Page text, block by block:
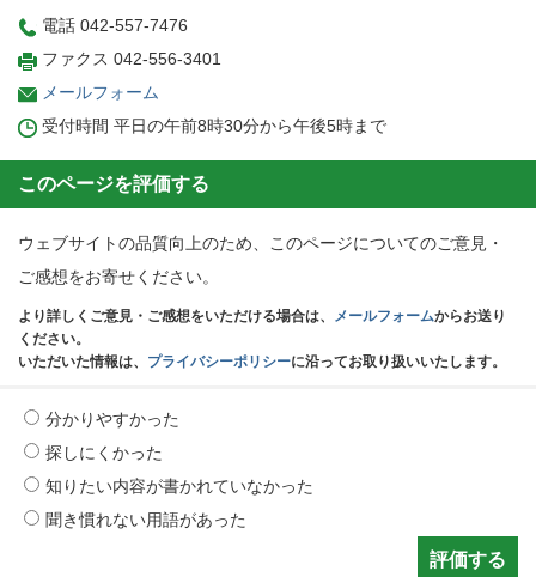
電話 042-557-7476
ファクス 042-556-3401
メールフォーム
受付時間 平日の午前8時30分から午後5時まで
このページを評価する
ウェブサイトの品質向上のため、このページについてのご意見・
ご感想をお寄せください。
より詳しくご意見・ご感想をいただける場合は、 メールフォームからお送り
ください。
いただいた情報は、 プライバシーポリシーに沿ってお取り扱いいたします。
分かりやすかった
探しにくかった
知りたい内容が書かれていなかった
聞き慣れない用語があった